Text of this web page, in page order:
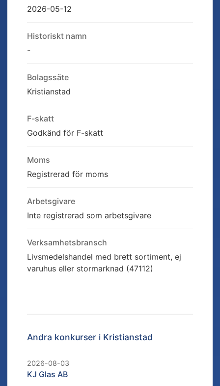
2026-05-12
Historiskt namn
-
Bolagssäte
Kristianstad
F-skatt
Godkänd för F-skatt
Moms
Registrerad för moms
Arbetsgivare
Inte registrerad som arbetsgivare
Verksamhetsbransch
Livsmedelshandel med brett sortiment, ej
varuhus eller stormarknad (47112)
Andra konkurser i Kristianstad
2026-08-03
KJ Glas AB